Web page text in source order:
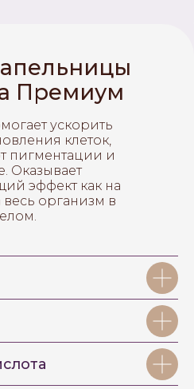
Премиум
ускорить
клеток,
пигментации и
Оказывает
эффект как на
весь организм в